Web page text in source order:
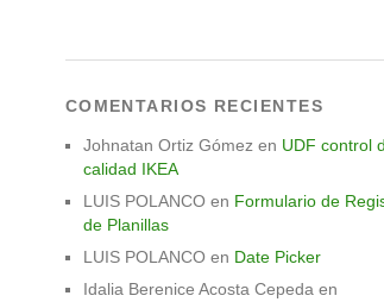
COMENTARIOS RECIENTES
Johnatan Ortiz Gómez en UDF control
calidad IKEA
LUIS POLANCOen Formulario de
de Planillas
LUIS POLANCOen Date Picker
Idalia Berenice Acosta Cepeda en